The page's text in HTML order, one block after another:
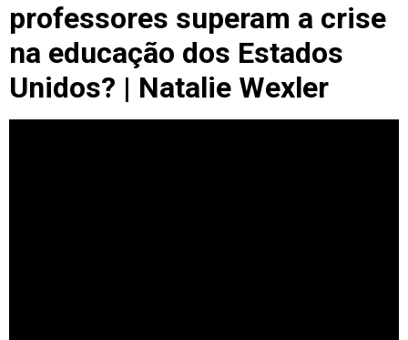
professores superam a crise
na educação dos Estados
Unidos? | Natalie Wexler